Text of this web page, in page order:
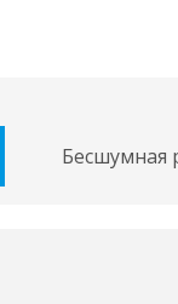
Бесшумная